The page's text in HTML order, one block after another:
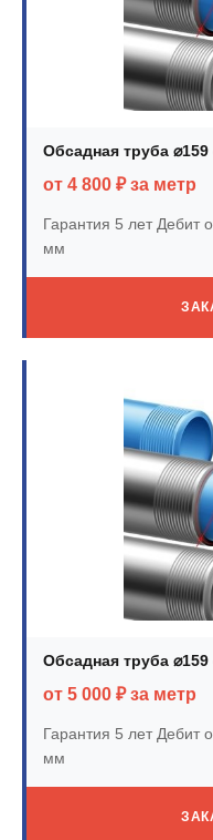
Обсадная труба
от 4 800 ₽ за метр
Гарантия 5 летДебит
мм
Обсадная труба
от 5 000 ₽ за метр
Гарантия 5 летДебит
мм